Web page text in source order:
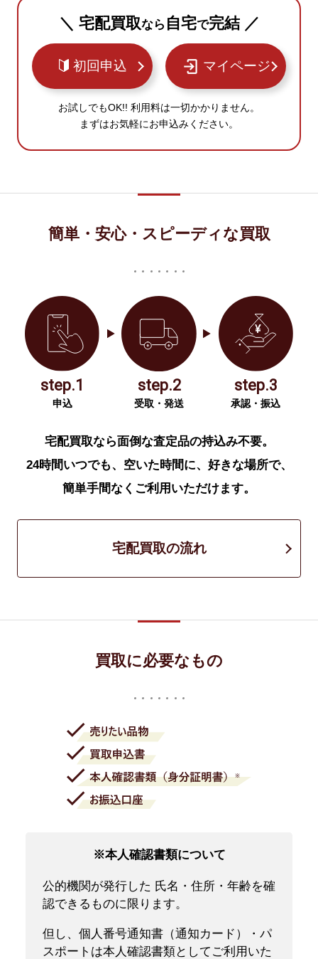
＼ 宅配買取なら 自宅で完結 ／
初回申込 マイページ
お試しでもOK!! 利用料は一切かかりません。
まずはお気軽にお申込みください。
簡単・安心・スピーディな買取
step.1
申込
step.2
受取・発送
step.3
承認・振込
宅配買取なら面倒な査定品の持込み不要。
24時間いつでも、空いた時間に、好きな場所で、
簡単手間なくご利用いただけます。
宅配買取の流れ
買取に必要なもの
※本人確認書類について
公的機関が発行した 氏名・住所・年齢を確
認できるものに限ります。
但し、個人番号通知書（通知カード）・パ
スポートは本人確認書類としてご利用いた